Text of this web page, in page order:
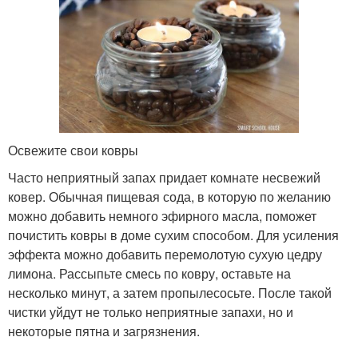
Освежите свои ковры
Часто неприятный запах придает комнате несвежий
ковер. Обычная пищевая сода, в которую по желанию
можно добавить немного эфирного масла, поможет
почистить ковры в доме сухим способом. Для усиления
эффекта можно добавить перемолотую сухую цедру
лимона. Рассыпьте смесь по ковру, оставьте на
несколько минут, а затем пропылесосьте. После такой
чистки уйдут не только неприятные запахи, но и
некоторые пятна и загрязнения.